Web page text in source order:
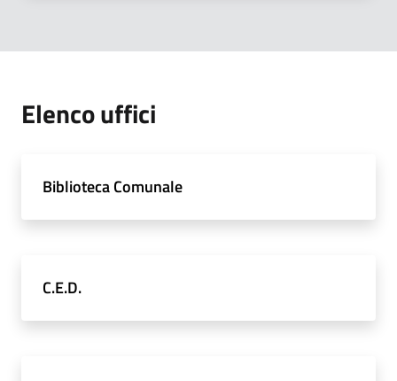
Elenco uffici
Biblioteca Comunale
C.E.D.